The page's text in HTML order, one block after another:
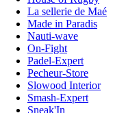
La sellerie de Maé
Made in Paradis
Nauti-wave
On-Fight
Padel-Expert
Pecheur-Store
Slowood Interior
Smash-Expert
Sneak'In